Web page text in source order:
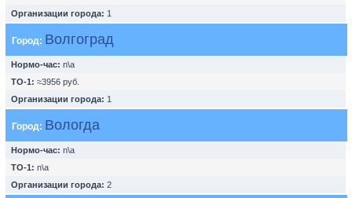
Организации города: 1
Город: Волгоград
Нормо-час: n\a
ТО-1: ≈3956 руб.
Организации города: 1
Город: Вологда
Нормо-час: n\a
ТО-1: n\a
Организации города: 2